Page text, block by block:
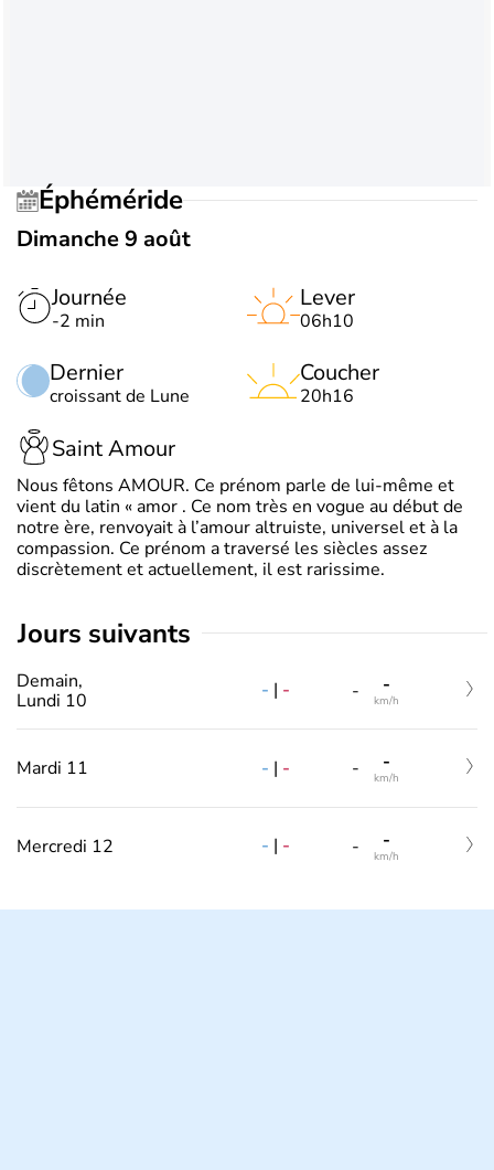
Éphéméride
Dimanche 9 août
Journée
-2 min
Dernier
croissant de Lune
Lever
06h10
Coucher
20h16
Saint Amour
Nous fêtons AMOUR. Ce prénom parle de lui-même et
vient du latin « amor . Ce nom très en vogue au début de
notre ère, renvoyait à l’amour altruiste, universel et à la
compassion. Ce prénom a traversé les siècles assez
discrètement et actuellement, il est rarissime.
jours suivants
Demain,
Lundi 10
- | - - -
km/h
Mardi 11 - | - - -
km/h
Mercredi 12 - | - - -
km/h